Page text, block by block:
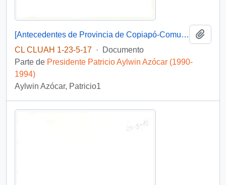
[Antecedentes de Provincia de Copiapó-Comuna de Copiapó, Caldera. Tierra Amarilla].
CL CLUAH 1-23-5-17 ·
Documento
Parte de Presidente Patricio Aylwin Azócar (1990-
1994)
Aylwin Azócar, Patricio1